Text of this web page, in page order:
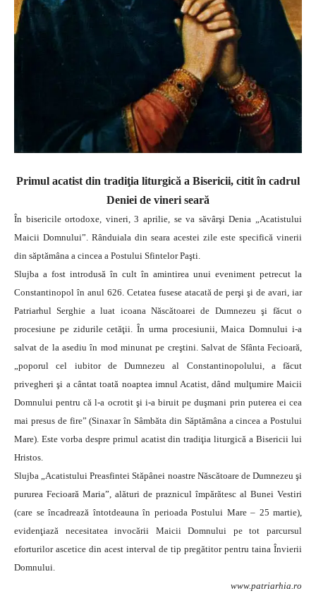
Primul acatist din tradiţia liturgică a Bisericii, citit în cadrul
Deniei de vineri seară
În bisericile ortodoxe, vineri, 3 aprilie, se va săvârşi Denia „Acatistului
Maicii Domnului”. Rânduiala din seara acestei zile este specifică vinerii
din săptămâna a cincea a Postului Sfintelor Paşti.
Slujba a fost introdusă în cult în amintirea unui eveniment petrecut la
Constantinopol în anul 626. Cetatea fusese atacată de perşi şi de avari, iar
Patriarhul Serghie a luat icoana Născătoarei de Dumnezeu şi făcut o
procesiune pe zidurile cetăţii. În urma procesiunii, Maica Domnului i-a
salvat de la asediu în mod minunat pe creştini. Salvat de Sfânta Fecioară,
„poporul cel iubitor de Dumnezeu al Constantinopolului, a făcut
privegheri şi a cântat toată noaptea imnul Acatist, dând mulţumire Maicii
Domnului pentru că l-a ocrotit şi i-a biruit pe duşmani prin puterea ei cea
mai presus de fire” (Sinaxar în Sâmbăta din Săptămâna a cincea a Postului
Mare). Este vorba despre primul acatist din tradiţia liturgică a Bisericii lui
Hristos.
Slujba „Acatistului Preasfintei Stăpânei noastre Născătoare de Dumnezeu şi
pururea Fecioară Maria”, alături de praznicul împărătesc al Bunei Vestiri
(care se încadrează întotdeauna în perioada Postului Mare – 25 martie),
evidenţiază necesitatea invocării Maicii Domnului pe tot parcursul
eforturilor ascetice din acest interval de tip pregătitor pentru taina Învierii
Domnului.
www.patriarhia.ro